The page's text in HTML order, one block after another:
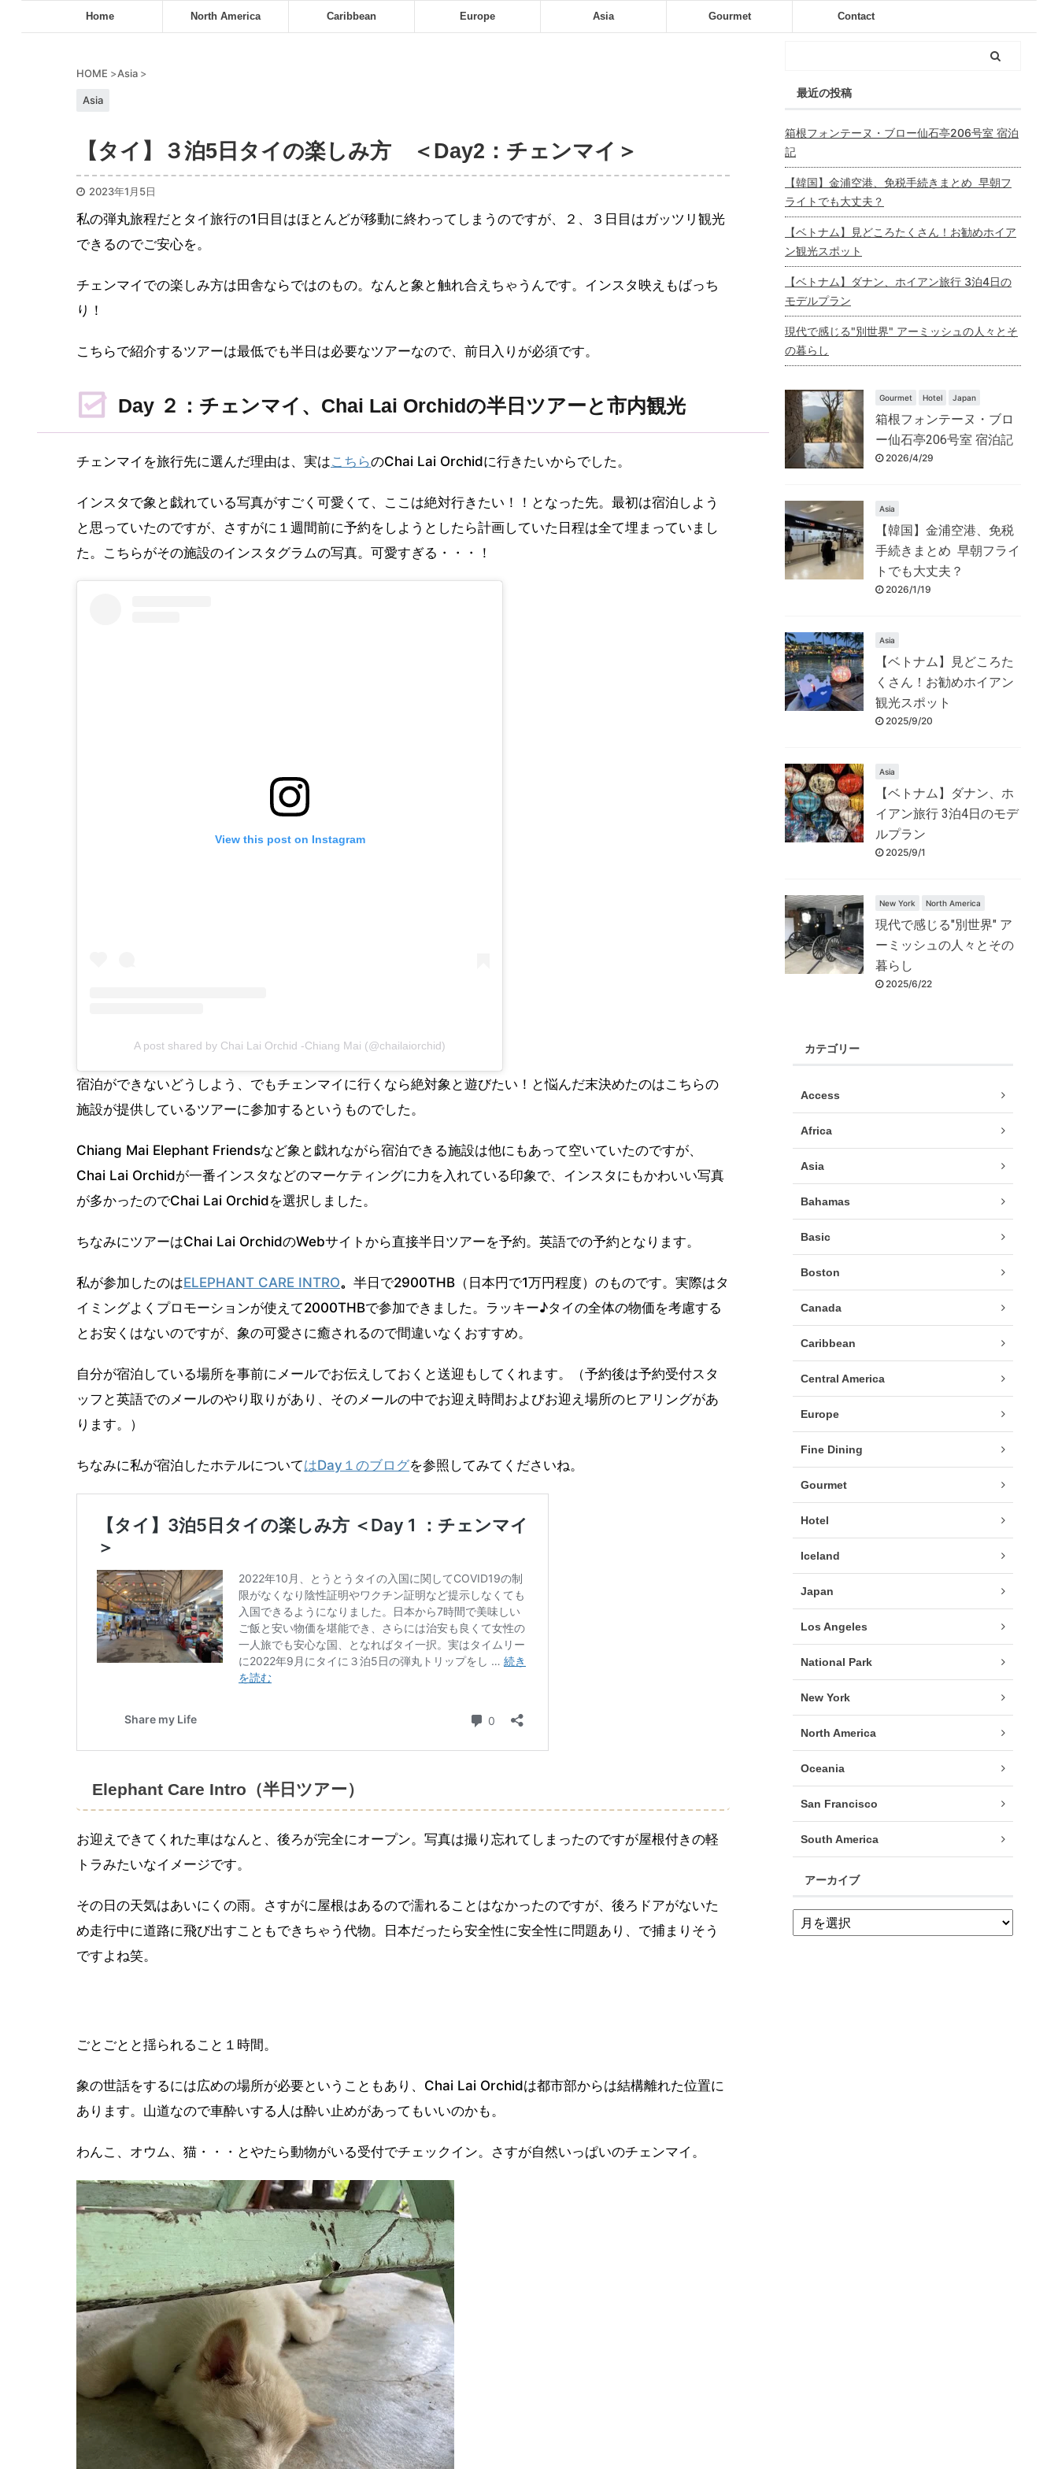
Home North America Caribbean Europe Asia Gourmet Contact
HOME >Asia >
Asia
【タイ】３泊5日タイの楽しみ方 ＜Day2：チェンマイ＞
2023年1月5日
私の弾丸旅程だとタイ旅行の1日目はほとんどが移動に終わってしまうのですが、２、３日目はガッツリ観光
できるのでご安心を。
チェンマイでの楽しみ方は田舎ならではのもの。なんと象と触れ合えちゃうんです。インスタ映えもばっち
り！
こちらで紹介するツアーは最低でも半日は必要なツアーなので、前日入りが必須です。
Day ２：チェンマイ、Chai Lai Orchidの半日ツアーと市内観光
チェンマイを旅行先に選んだ理由は、実はこちらのChai Lai Orchidに行きたいからでした。
インスタで象と戯れている写真がすごく可愛くて、ここは絶対行きたい！！となった先。最初は宿泊しよう
と思っていたのですが、さすがに１週間前に予約をしようとしたら計画していた日程は全て埋まっていまし
た。こちらがその施設のインスタグラムの写真。可愛すぎる・・・！
View this post on Instagram
A post shared by Chai Lai Orchid -Chiang Mai (@chailaiorchid)
宿泊ができないどうしよう、でもチェンマイに行くなら絶対象と遊びたい！と悩んだ末決めたのはこちらの
施設が提供しているツアーに参加するというものでした。
Chiang Mai Elephant Friendsなど象と戯れながら宿泊できる施設は他にもあって空いていたのですが、
Chai Lai Orchidが一番インスタなどのマーケティングに力を入れている印象で、インスタにもかわいい写真
が多かったのでChai Lai Orchidを選択しました。
ちなみにツアーはChai Lai OrchidのWebサイトから直接半日ツアーを予約。英語での予約となります。
私が参加したのはELEPHANT CARE INTRO。 半日で2900THB（日本円で1万円程度）のものです。実際はタ
イミングよくプロモーションが使えて2000THBで参加できました。ラッキー♪タイの全体の物価を考慮する
とお安くはないのですが、象の可愛さに癒されるので間違いなくおすすめ。
自分が宿泊している場所を事前にメールでお伝えしておくと送迎もしてくれます。（予約後は予約受付スタ
ッフと英語でのメールのやり取りがあり、そのメールの中でお迎え時間およびお迎え場所のヒアリングがあ
ります。）
ちなみに私が宿泊したホテルについてはDay１のブログを参照してみてくださいね。
Elephant Care Intro（半日ツアー）
お迎えできてくれた車はなんと、後ろが完全にオープン。写真は撮り忘れてしまったのですが屋根付きの軽
トラみたいなイメージです。
その日の天気はあいにくの雨。さすがに屋根はあるので濡れることはなかったのですが、後ろドアがないた
め走行中に道路に飛び出すこともできちゃう代物。日本だったら安全性に安全性に問題あり、で捕まりそう
ですよね笑。
ごとごとと揺られること１時間。
象の世話をするには広めの場所が必要ということもあり、Chai Lai Orchidは都市部からは結構離れた位置に
あります。山道なので車酔いする人は酔い止めがあってもいいのかも。
わんこ、オウム、猫・・・とやたら動物がいる受付でチェックイン。さすが自然いっぱいのチェンマイ。
最近の投稿
箱根フォンテーヌ・ブロー仙石亭206号室 宿泊
記
【韓国】金浦空港、免税手続きまとめ 早朝フ
ライトでも大丈夫？
【ベトナム】見どころたくさん！お勧めホイア
ン観光スポット
【ベトナム】ダナン、ホイアン旅行 3泊4日の
モデルプラン
現代で感じる"別世界" アーミッシュの人々とそ
の暮らし
Gourmet Hotel Japan
箱根フォンテーヌ・ブロ
ー仙石亭206号室 宿泊記
2026/4/29
Asia
【韓国】金浦空港、免税
手続きまとめ 早朝フライ
トでも大丈夫？
2026/1/19
Asia
【ベトナム】見どころた
くさん！お勧めホイアン
観光スポット
2025/9/20
Asia
【ベトナム】ダナン、ホ
イアン旅行 3泊4日のモデ
ルプラン
2025/9/1
New York North America
現代で感じる"別世界" ア
ーミッシュの人々とその
暮らし
2025/6/22
カテゴリー
Access
Africa
Asia
Bahamas
Basic
Boston
Canada
Caribbean
Central America
Europe
Fine Dining
Gourmet
Hotel
Iceland
Japan
Los Angeles
National Park
New York
North America
Oceania
San Francisco
South America
アーカイブ